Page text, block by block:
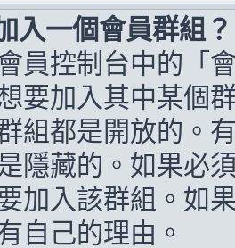
入一個會員群組？
員控制台中的「
要加入其中某個
組都是開放的。
隱藏的。如果必
加入該群組。如
自己的理由。